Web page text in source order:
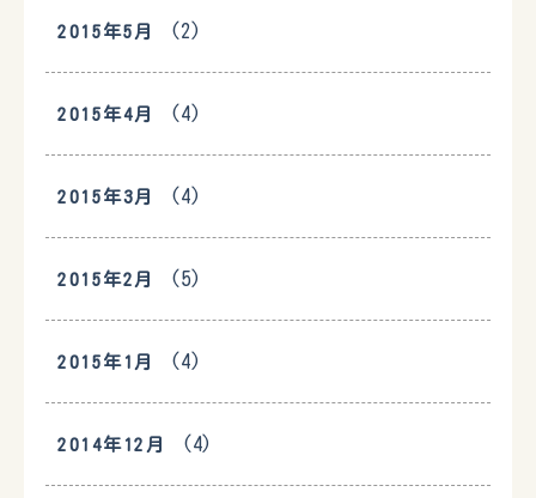
2015年5月 (2)
2015年4月 (4)
2015年3月 (4)
2015年2月 (5)
2015年1月 (4)
2014年12月 (4)